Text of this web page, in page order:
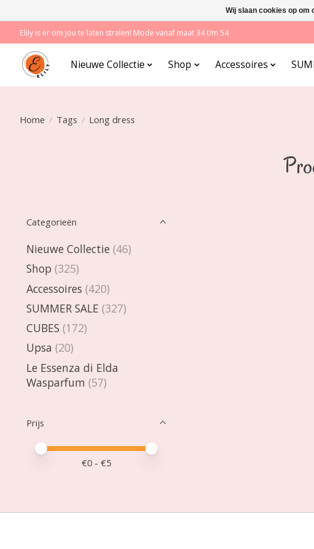
Elily is er om jou te laten stralen! Mode vanaf maat 34 t/m 54
Nieuwe Collectie Shop Accessoires
Home / Tags / Long dress
Categorieën
Nieuwe Collectie (46)
Shop (325)
Accessoires (420)
SUMMER SALE (327)
CUBES (172)
Upsa (20)
Le Essenza di Elda
Wasparfum (57)
Prijs
Minimale prijswaarde
Price maximum value
€0 - €5
Wij slaan cookies op om